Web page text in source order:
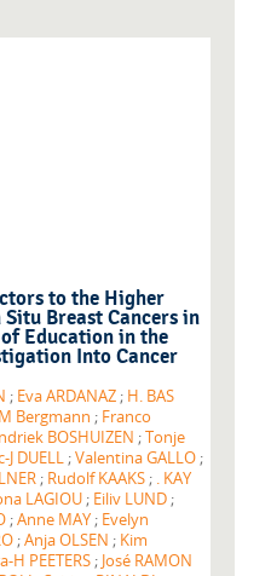
to the Higher
Breast Cancers in
Education in the
Into Cancer
; Eva ARDANAZ ; H. BAS
Bergmann ; Franco
BOSHUIZEN ;Tonje
J DUELL ;Valentina GALLO ;
; Rudolf KAAKS ; . KAY
LAGIOU ; Eiliv LUND ;
;Anne MAY ; Evelyn
;Anja OLSEN ; Kim
H PEETERS ; José RAMON